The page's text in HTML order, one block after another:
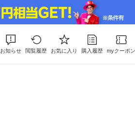
お知らせ 閲覧履歴 お気に入り 購入履歴 myクーポン